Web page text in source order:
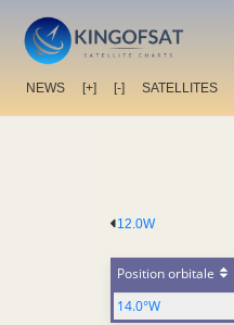
NEWS [+] [-] SATELLITES
12.0W
Position orbitale
14.0°W